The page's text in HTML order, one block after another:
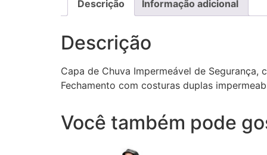
Descrição Informação adicional
Descrição
Capa de Chuva Impermeável de
Fechamento com costuras duplas
Você também pode